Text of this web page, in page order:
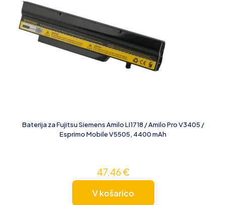
Baterija za Fujitsu Siemens Amilo LI1718 / Amilo Pro V3405 /
Esprimo Mobile V5505, 4400 mAh
47,46€
V košarico